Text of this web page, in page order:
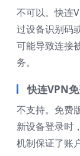
不可以。快连
过设备识别码
可能导致连接
务。
快连VPN
不支持。免费
新设备登录时
机制保证了账